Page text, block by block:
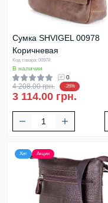
Сумка SHVIGEL 00978
Коричневая
Код товара: 00978
В наличии
0
4 208.00 грн. -26%
3 114.00 грн.
Хит Акция